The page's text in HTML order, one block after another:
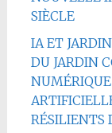
SIÈCLE
IA ET
DU JARDIN
RÉSILIENTS